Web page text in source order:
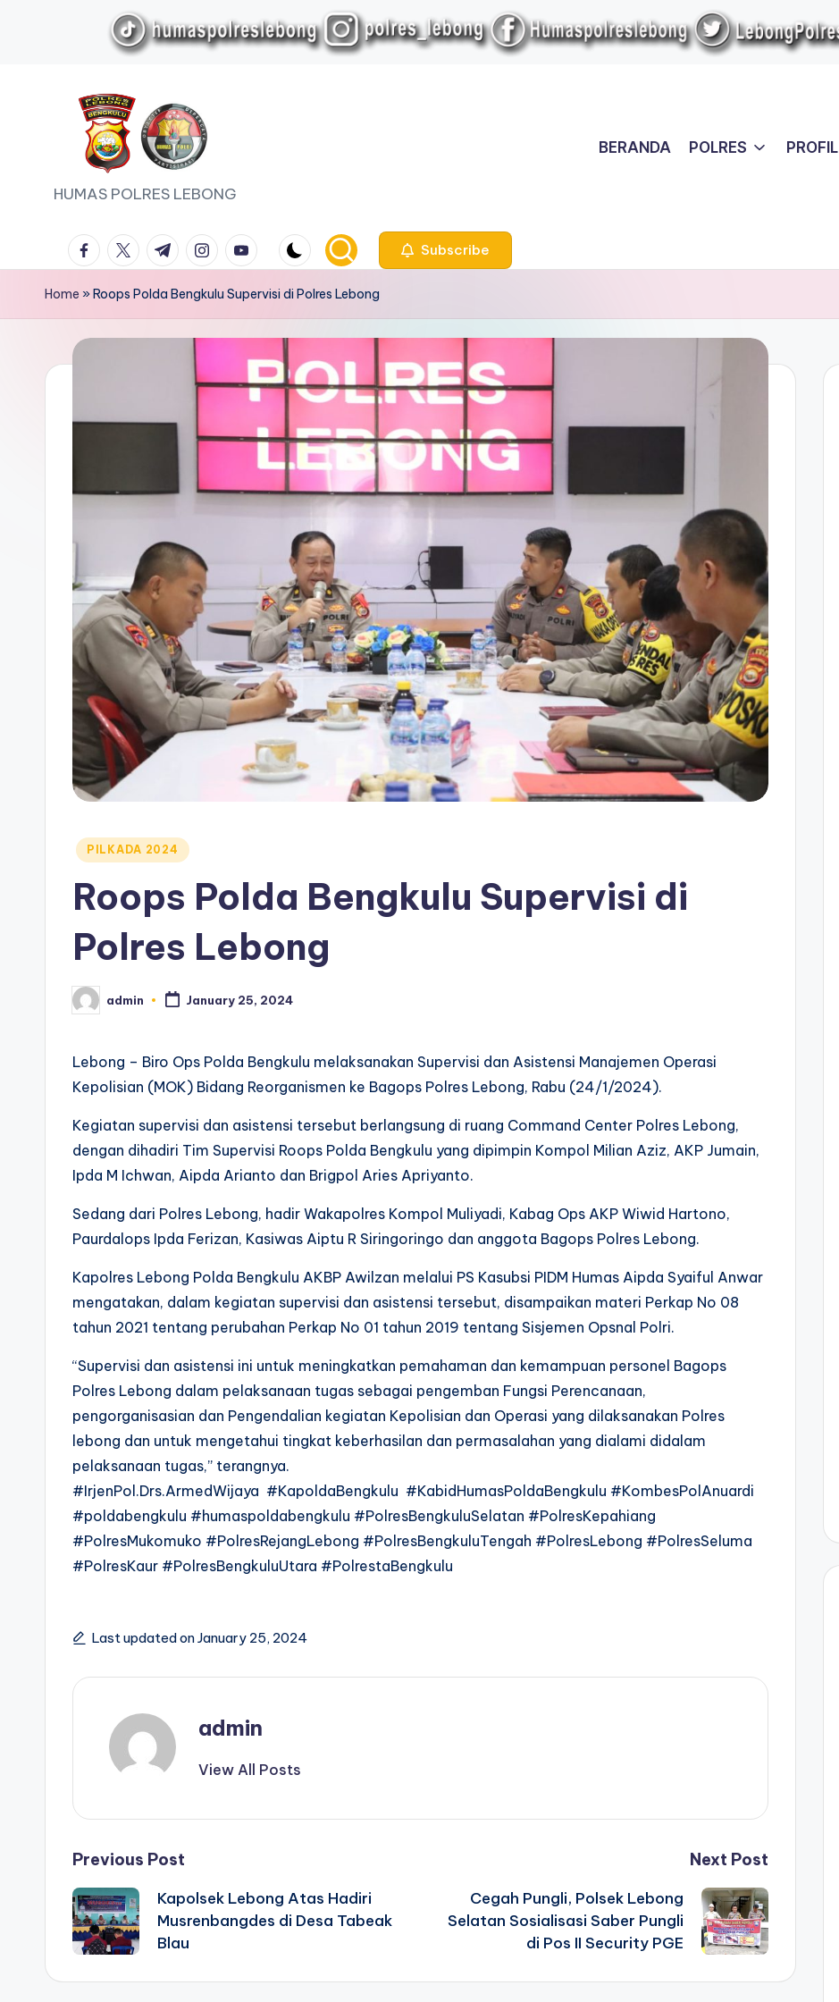
HUMAS POLRES LEBONG
BERANDA POLRES PROFIL
facebook.com
twitter.com
t.me instagram.com
youtube.com Subscribe
Home »Roops Polda Bengkulu Supervisi di Polres Lebong
Posted
PILKADA 2024
Roops Polda Bengkulu Supervisi di
Polres Lebong
Posted
by
admin January 25, 2024
Lebong – Biro Ops Polda Bengkulu melaksanakan Supervisi dan Asistensi Manajemen Operasi
Kepolisian (MOK) Bidang Reorganismen ke Bagops Polres Lebong, Rabu (24/1/2024).
Kegiatan supervisi dan asistensi tersebut berlangsung di ruang Command Center Polres Lebong,
dengan dihadiri Tim Supervisi Roops Polda Bengkulu yang dipimpin Kompol Milian Aziz, AKP Jumain,
Ipda M Ichwan, Aipda Arianto dan Brigpol Aries Apriyanto.
Sedang dari Polres Lebong, hadir Wakapolres Kompol Muliyadi, Kabag Ops AKP Wiwid Hartono,
Paurdalops Ipda Ferizan, Kasiwas Aiptu R Siringoringo dan anggota Bagops Polres Lebong.
Kapolres Lebong Polda Bengkulu AKBP Awilzan melalui PS Kasubsi PIDM Humas Aipda Syaiful Anwar
mengatakan, dalam kegiatan supervisi dan asistensi tersebut, disampaikan materi Perkap No 08
tahun 2021 tentang perubahan Perkap No 01 tahun 2019 tentang Sisjemen Opsnal Polri.
“Supervisi dan asistensi ini untuk meningkatkan pemahaman dan kemampuan personel Bagops
Polres Lebong dalam pelaksanaan tugas sebagai pengemban Fungsi Perencanaan,
pengorganisasian dan Pengendalian kegiatan Kepolisian dan Operasi yang dilaksanakan Polres
lebong dan untuk mengetahui tingkat keberhasilan dan permasalahan yang dialami didalam
pelaksanaan tugas,” terangnya.
#IrjenPol.Drs.ArmedWijaya #KapoldaBengkulu #KabidHumasPoldaBengkulu #KombesPolAnuardi
#poldabengkulu #humaspoldabengkulu #PolresBengkuluSelatan #PolresKepahiang
#PolresMukomuko #PolresRejangLebong #PolresBengkuluTengah #PolresLebong #PolresSeluma
#PolresKaur #PolresBengkuluUtara #PolrestaBengkulu
Last updated on January 25, 2024
admin
View All Posts
Post
navigation
Previous Post
Kapolsek Lebong Atas Hadiri
Musrenbangdes di Desa Tabeak
Blau
Next Post
Cegah Pungli, Polsek Lebong
Selatan Sosialisasi Saber Pungli
di Pos II Security PGE